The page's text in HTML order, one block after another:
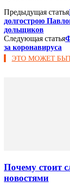
Предыдущая статья
долгострою
дольщиков
Следующая статья
за коронавируса
ЭТО МОЖЕТ
Почему стоит
новостями